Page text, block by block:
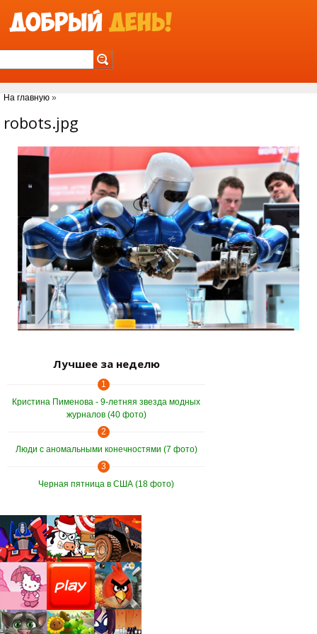
На главную »
robots.jpg
Лучшее за неделю
1
Кристина Пименова - 9-летняя звезда модных
журналов (40 фото)
2
Люди с аномальными конечностями (7 фото)
3
Черная пятница в США (18 фото)